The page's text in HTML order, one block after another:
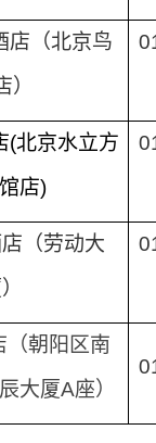
店（北京鸟
）
(北京水立方
店)
（劳动大
（朝阳区南
大厦A座）